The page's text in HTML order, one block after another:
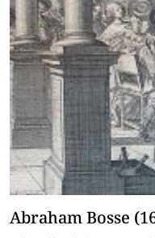
Abraham Bosse